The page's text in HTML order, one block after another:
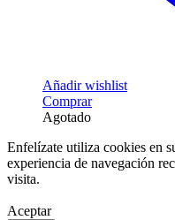
Añadir wishlist
Comprar
Agotado
Enfelízate utiliza cookies en
experiencia de navegación
visita.
Aceptar